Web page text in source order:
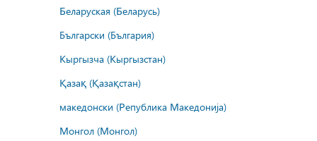
Беларуская (Беларусь)
Български (България)
Кыргызча (Кыргызстан)
Қазақ (Қазақстан)
македонски (Република Македонија)
Монгол (Монгол)